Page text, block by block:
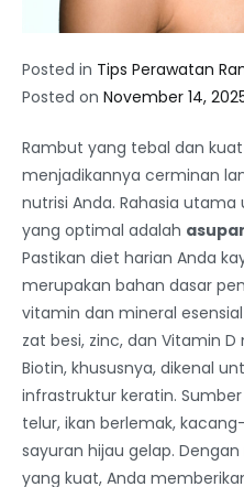
Posted in Tips Perawatan
Posted on November 14,
Rambut yang tebal dan
menjadikannya cerminan
nutrisi Anda. Rahasia
yang optimal adalah
Pastikan diet harian Anda
merupakan bahan dasar
vitamin dan mineral
zat besi, zinc, dan Vitamin
Biotin, khususnya, dikenal
infrastruktur keratin.
telur, ikan berlemak,
sayuran hijau gelap.
yang kuat, Anda